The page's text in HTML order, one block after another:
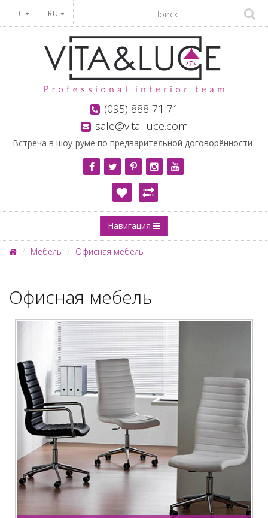
€ RU
(095) 888 71 71
sale@vita-luce.com
Встреча в шоу-руме по предварительной договорённости
Навигация
Мебель Офисная мебель
Офисная мебель